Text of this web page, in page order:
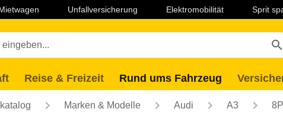
Unfallversicherung Elektromobilität Sprit
Reise & Freizeit Rund ums Fahrzeug
Marken & Modelle Audi A3 8P